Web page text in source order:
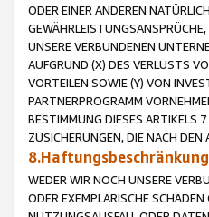
ODER EINER ANDEREN
UNSERE VERBUNDENEN
AUFGRUND (X) DES VERLUSTS
VORTEILEN SOWIE (Y) VON
PARTNERPROGRAMM
BESTIMMUNG DIESES ARTIKELS
ZUSICHERUNGEN, DIE NACH
WEDER WIR NOCH UNSERE
ODER EXEMPLARISCHE